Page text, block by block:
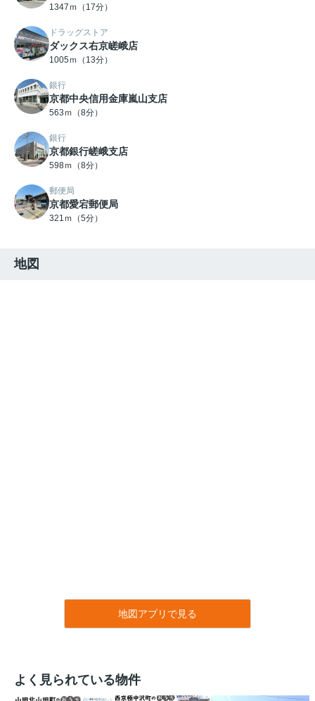
1347ｍ（17分）
ドラッグストア
ダックス右京嵯峨店
1005ｍ（13分）
銀行
京都中央信用金庫嵐山支店
563ｍ（8分）
銀行
京都銀行嵯峨支店
598ｍ（8分）
郵便局
京都愛宕郵便局
321ｍ（5分）
地図
地図アプリで見る
よく見られている物件